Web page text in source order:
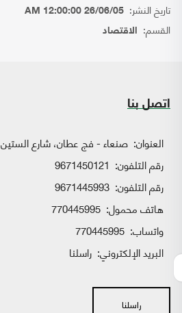
تاريخ النشر: 26/06/05 12:00:00 AM
القسم: الاقتصاد
اتصل بنا
العنوان: صنعاء - فج عطان، شارع الستين
رقم التلفون: 9671450121
رقم التلفون: 9671445993
هاتف محمول: 770445995
واتساب:
البريد الإلكتروني: راسلنا
راسلنا